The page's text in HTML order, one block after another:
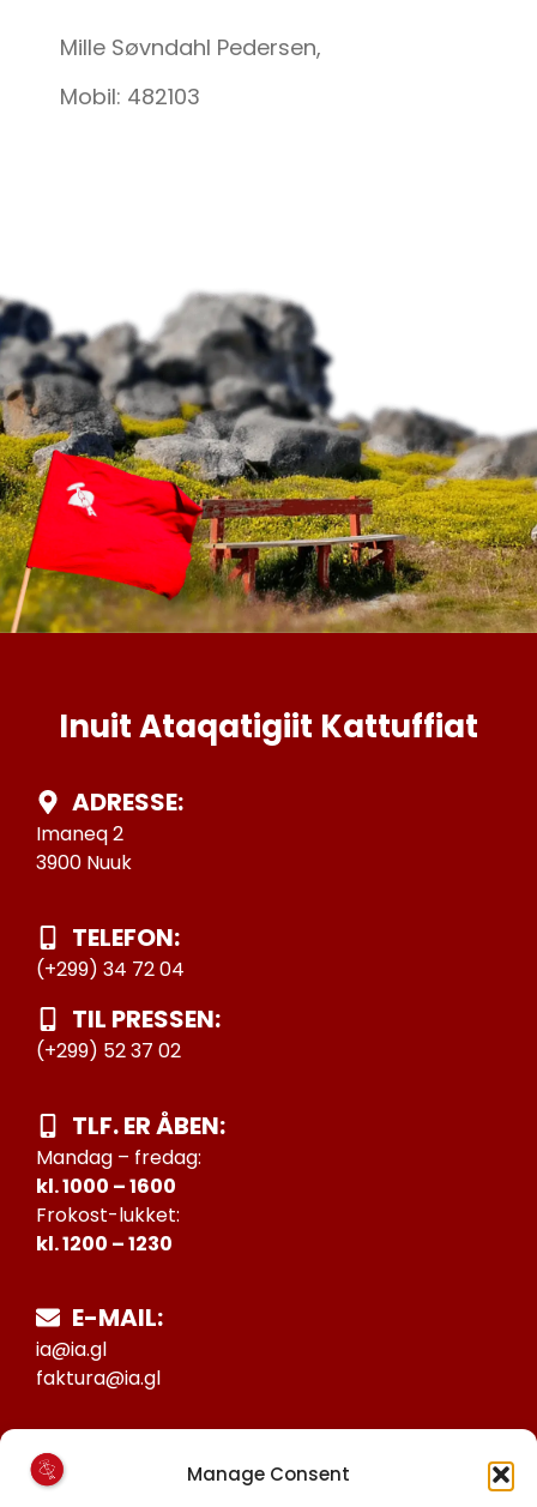
Manage Consent
Mille Søvndahl Pedersen,
Mobil: 482103
Inuit Ataqatigiit Kattuffiat
ADRESSE:
Imaneq 2
3900 Nuuk
TELEFON:
(+299) 34 72 04
TIL PRESSEN:
(+299) 52 37 02
TLF. ER ÅBEN:
Mandag – fredag:
kl. 1000 – 1600
Frokost-lukket:
kl. 1200 – 1230
E-MAIL:
ia@ia.gl
faktura@ia.gl
25027388